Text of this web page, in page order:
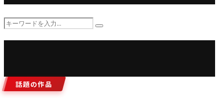
Search
Search
話題の作品